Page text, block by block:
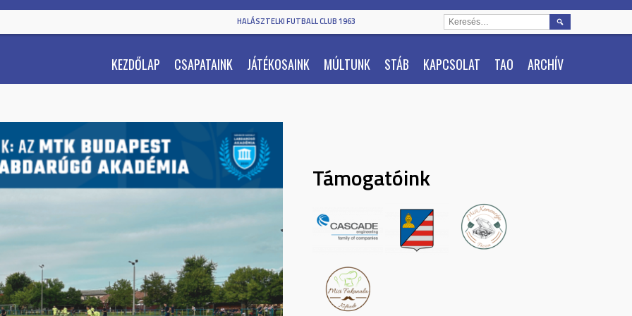
HALÁSZTELKI FUTBALL CLUB 1963
KEZDŐLAP CSAPATAINK JÁTÉKOSAINK MÚLTUNK STÁB KAPCSOLAT TAO ARCHÍV
KERESÉS:
Támogatóink